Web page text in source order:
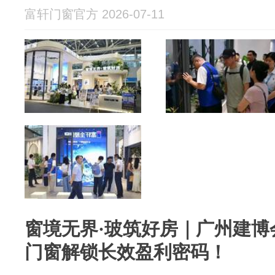
富轩门窗官方 2026-07-11
窗境无界·玻筑好房｜广州建
门窗解锁长效盈利密码！